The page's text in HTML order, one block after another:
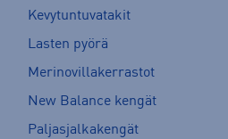
Kevytuntuvatakit
Lasten pyörä
Merinovillakerrastot
New Balance kengät
Paljasjalkakengät